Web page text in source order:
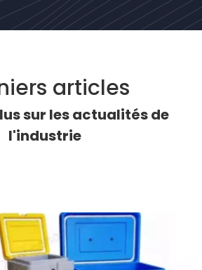
articles
sur les actualités de
l'industrie